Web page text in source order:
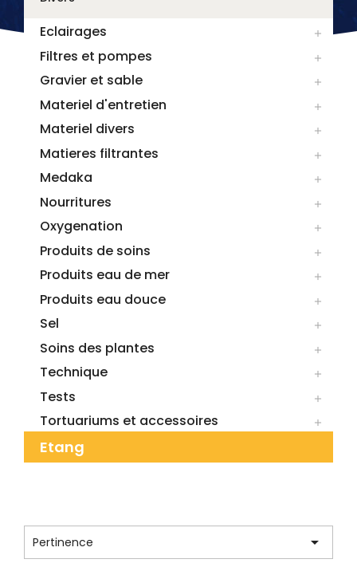
Eclairages 
Filtres et pompes 
Gravier et sable 
Materiel d'entretien 
Materiel divers 
Matieres filtrantes 
Medaka 
Nourritures 
Oxygenation 
Produits de soins 
Produits eau de mer 
Produits eau douce 
Sel 
Soins des plantes 
Technique 
Tests 
Tortuariums et accessoires 
Etang
Pertinence 